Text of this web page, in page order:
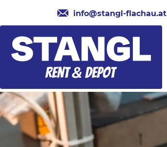
info@stangl-flachau.at